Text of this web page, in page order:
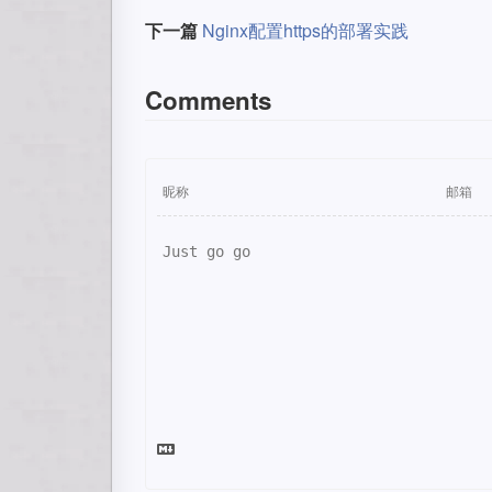
下一篇 Nginx配置https的部署实践
Comments